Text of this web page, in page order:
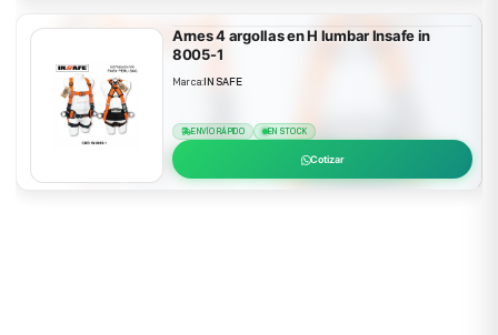
Arnes 4 argollas en H lumbar Insafe in
8005-1
Marca:INSAFE
ENVÍO RÁPIDO EN STOCK
Cotizar